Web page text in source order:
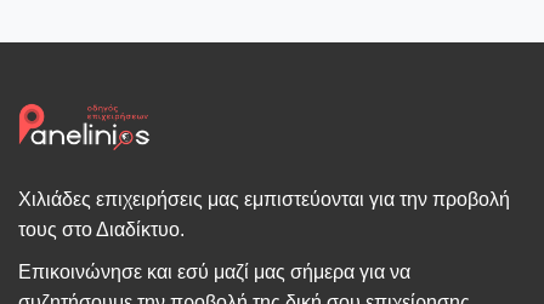
Χιλιάδες επιχειρήσεις μας εμπιστεύονται για την προβολή
τους στο Διαδίκτυο.
Επικοινώνησε και εσύ μαζί μας σήμερα για να